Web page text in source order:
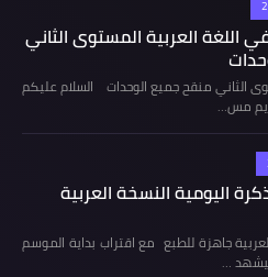
اللغة العربية المستوى الثاني
الثاني منقح جميع الوحدات السلام عليكم
مس…
اليومية النسخة العربية
جاهزة للطبع مع اقتراب بداية الموسم